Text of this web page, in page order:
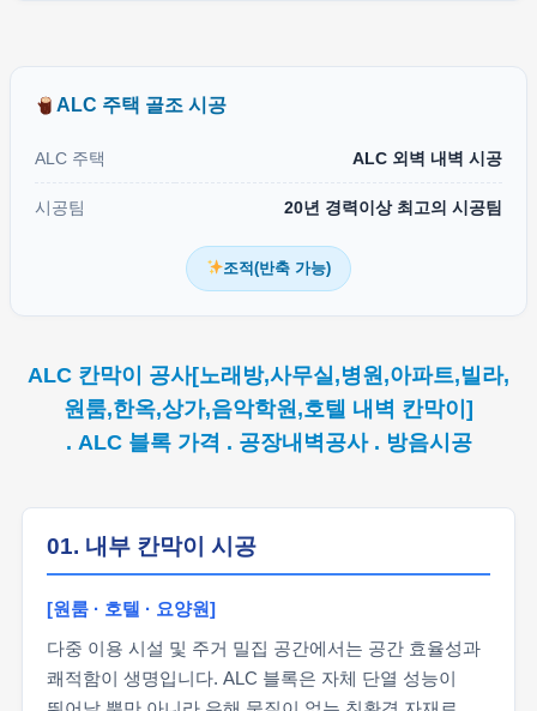
ALC 주택 골조 시공
ALC 주택 ALC 외벽 내벽 시공
시공팀 20년 경력이상 최고의 시공팀
조적(반축 가능)
ALC 칸막이 공사[노래방,사무실,병원,아파트,빌라,
원룸,한옥,상가,음악학원,호텔 내벽 칸막이]
. ALC 블록 가격 . 공장내벽공사 . 방음시공
01. 내부 칸막이 시공
[원룸 · 호텔 · 요양원]
다중 이용 시설 및 주거 밀집 공간에서는 공간 효율성과
쾌적함이 생명입니다. ALC 블록은 자체 단열 성능이